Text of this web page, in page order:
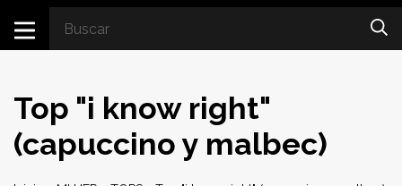
Top "i know right"
(capuccino y malbec)